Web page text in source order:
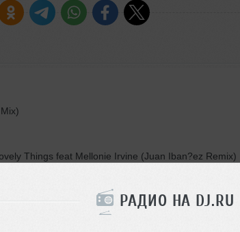
РАДИО НА DJ.RU
Things feat Mellonie Irvine (Juan Iban?ez Remix)